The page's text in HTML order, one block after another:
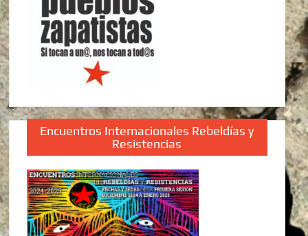
Encuentros Internacionales Rebeldías y
Resistencias